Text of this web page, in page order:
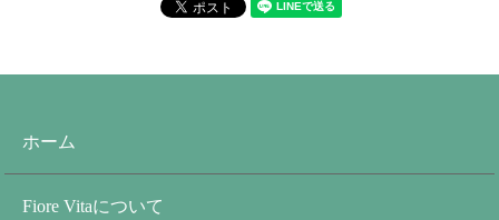
ホーム
Fiore Vitaについて